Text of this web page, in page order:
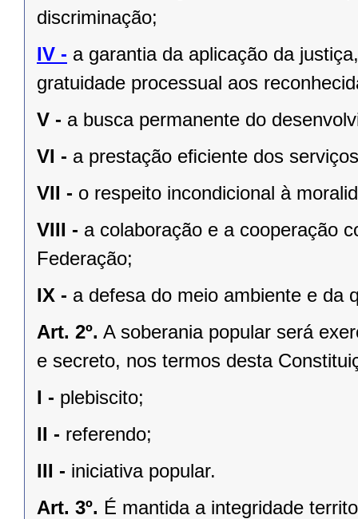
discriminação;
IV - a garantia da aplicação da
gratuidade processual aos
V - a busca permanente do
VI - a prestação eﬁciente dos
VII - o respeito incondicional à
VIII - a colaboração e a cooperação
Federação;
IX - a defesa do meio ambiente e da
Art. 2º. A soberania popular será
e secreto, nos termos desta
I - plebiscito;
II - referendo;
III - iniciativa popular.
Art. 3º. É mantida a integridade